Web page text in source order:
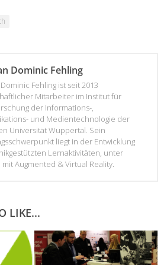
Dominic Fehling
Fehling ist seit 2013
Mitarbeiter im Institut für
der Informations-,
und Medientechnologie der
Universität Wuppertal. Sein
liegt in der Entwicklung
Lernaktivitäten, unter
Augmented & Virtual Reality.
LIKE...